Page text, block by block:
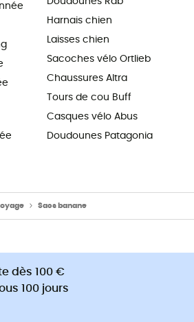
Harnais chien
Laisses chien
Sacoches vélo Ortlieb
Chaussures Altra
Tours de cou Buff
Casques vélo Abus
Doudounes Patagonia
Sacs banane
dès 100 €
100 jours